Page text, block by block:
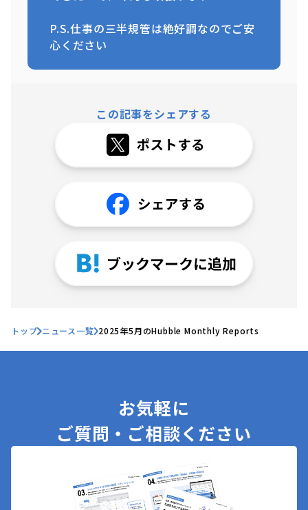
P.S.仕事の三半規管は絶好調なのでご安
心ください
この記事をシェアする
トップ ニュース一覧 2025年5月のHubble Monthly Reports
お気軽に
ご質問・ご相談ください